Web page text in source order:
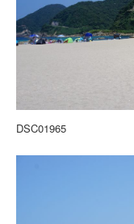
DSC01965